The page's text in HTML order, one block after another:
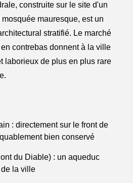
construite sur le site d'un
mauresque, est un
stratifié. Le marché
contrebas donnent à la ville
laborieux de plus en plus rare
: directement sur le front de
bien conservé
du Diable) : un aqueduc
la ville